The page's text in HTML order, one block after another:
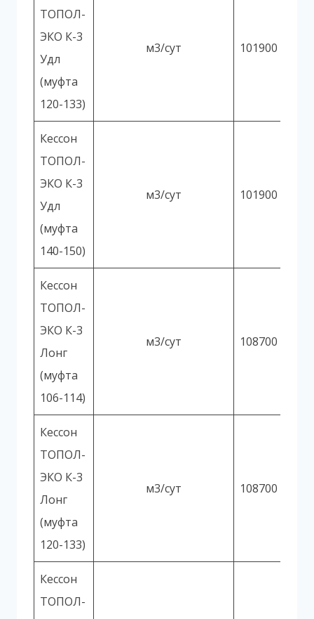
ТОПОЛ-
ЭКО К-3
Удл
(муфта
120-133)
м3/сут 101900
Кессон
ТОПОЛ-
ЭКО К-3
Удл
(муфта
140-150)
м3/сут 101900
Кессон
ТОПОЛ-
ЭКО К-3
Лонг
(муфта
106-114)
м3/сут 108700
Кессон
ТОПОЛ-
ЭКО К-3
Лонг
(муфта
120-133)
м3/сут 108700
Кессон
ТОПОЛ-